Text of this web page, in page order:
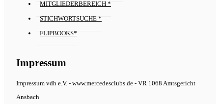
MITGLIEDERBEREICH *
STICHWORTSUCHE *
FLIPBOOKS*
Impressum
Impressum vdh e.V. - www.mercedesclubs.de - VR 1068 Amtsgericht
Ansbach